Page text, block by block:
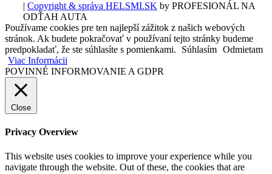
| Copyright & správa HELSMI.SK by PROFESIONÁL NA
ODŤAH AUTA
Používame cookies pre ten najlepší zážitok z našich webových
stránok. Ak budete pokračovať v používaní tejto stránky budeme
predpokladať, že ste súhlasíte s pomienkami.
Súhlasím Odmietam
Viac Informácii
POVINNÉ INFORMOVANIE A GDPR
Close
Privacy Overview
This website uses cookies to improve your experience while you
navigate through the website. Out of these, the cookies that are